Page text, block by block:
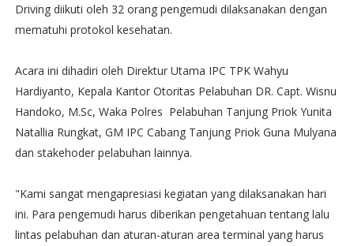
Driving diikuti oleh 32 orang pengemudi dilaksanakan dengan
mematuhi protokol kesehatan.
Acara ini dihadiri oleh Direktur Utama IPC TPK Wahyu
Hardiyanto, Kepala Kantor Otoritas Pelabuhan DR. Capt. Wisnu
Handoko, M.Sc, Waka Polres Pelabuhan Tanjung Priok Yunita
Natallia Rungkat, GM IPC Cabang Tanjung Priok Guna Mulyana
dan stakehoder pelabuhan lainnya.
"Kami sangat mengapresiasi kegiatan yang dilaksanakan hari
ini. Para pengemudi harus diberikan pengetahuan tentang lalu
lintas pelabuhan dan aturan-aturan area terminal yang harus